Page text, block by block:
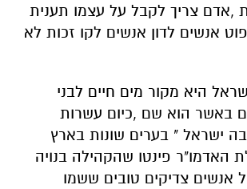
,אדם צריך לקבל על עצמו תענית
אנשים לדון אנשים לקו זכות לא
היא מקור מים חיים לבני
באשר הוא שם ,כיום עשרות
ישראל " בערים שונות בארץ
האדמו"ר פינטו שהקהילה בנויה
אנשים צדיקים טובים ששמו